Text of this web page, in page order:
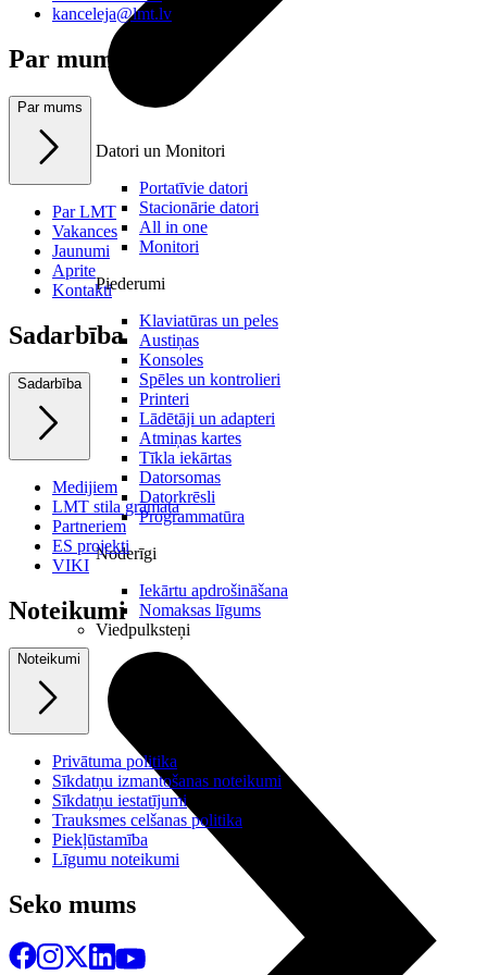
Datori un Monitori
Portatīvie datori
Stacionārie datori
All in one
Monitori
Piederumi
Klaviatūras un peles
Austiņas
Konsoles
Spēles un kontrolieri
Printeri
Lādētāji un adapteri
Atmiņas kartes
Tīkla iekārtas
Datorsomas
Datorkrēsli
Programmatūra
Noderīgi
Iekārtu apdrošināšana
Nomaksas līgums
Viedpulksteņi
kanceleja@lmt.lv
Par mums
Par mums
Par LMT
Vakances
Jaunumi
Aprite
Kontakti
Sadarbība
Sadarbība
Medijiem
LMT stila grāmata
Partneriem
ES projekti
VIKI
Noteikumi
Noteikumi
Privātuma politika
Sīkdatņu izmantošanas noteikumi
Sīkdatņu iestatījumi
Trauksmes celšanas politika
Piekļūstamība
Līgumu noteikumi
Seko mums